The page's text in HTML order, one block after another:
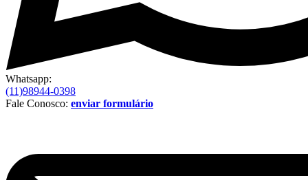
Whatsapp:
(11)98944-0398
Fale Conosco: enviar formulário